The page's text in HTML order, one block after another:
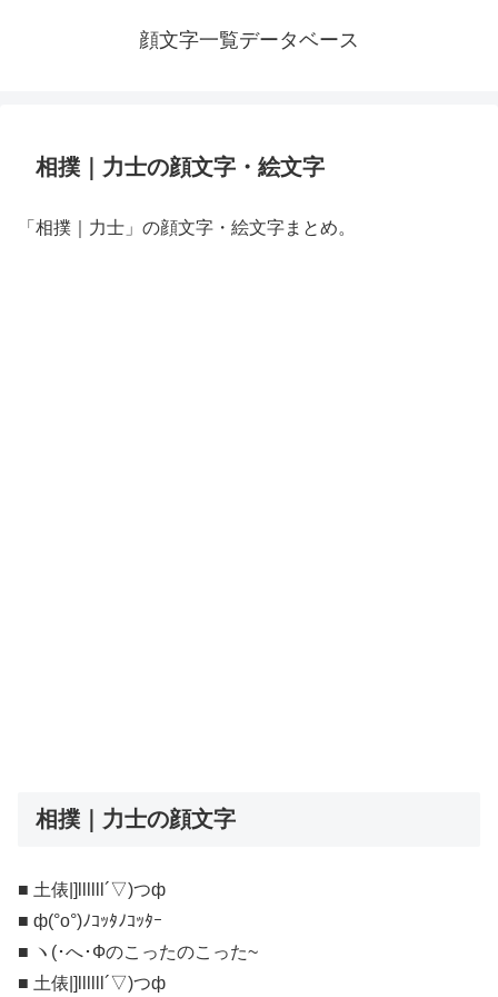
顔文字一覧データベース
相撲｜力士の顔文字・絵文字
「相撲｜力士」の顔文字・絵文字まとめ。
相撲｜力士の顔文字
■ 土俵|]llllll´▽)つф
■ ф(°o°)ﾉｺｯﾀﾉｺｯﾀｰ
■ ヽ(･へ･Фのこったのこった~
■ 土俵|]llllll´▽)つф